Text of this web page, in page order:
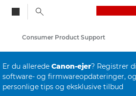
Consumer Product Support
Er du allerede Canon-ejer? Registrer
software- og firmwareopdateringer,
personlige tips og eksklusive tilbud